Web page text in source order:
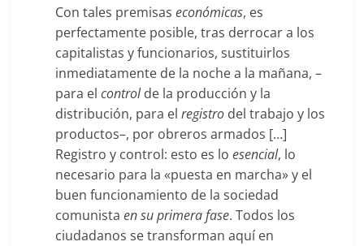
Con tales premisaseconómicas, es
perfectamente posible, tras derrocar a los
capitalistas y funcionarios, sustituirlos
inmediatamente de la noche a la mañana, –
para elcontrolde la producción y la
distribución, para elregistro del trabajo y los
productos–, por obreros armados […]
Registro y control: esto es loesencial, lo
necesario para la «puesta en marcha» y el
buen funcionamiento de la sociedad
comunistaen su primera fase. Todos los
ciudadanos se transforman aquí en